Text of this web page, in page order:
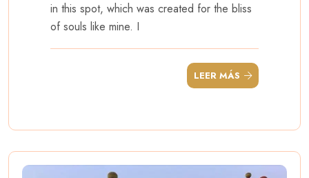
in this spot, which was created for the bliss
of souls like mine. I
LEER MÁS